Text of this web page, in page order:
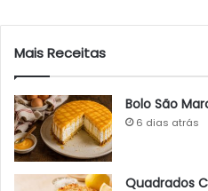
Mais Receitas
Bolo São
6 dias atrás
Quadrados